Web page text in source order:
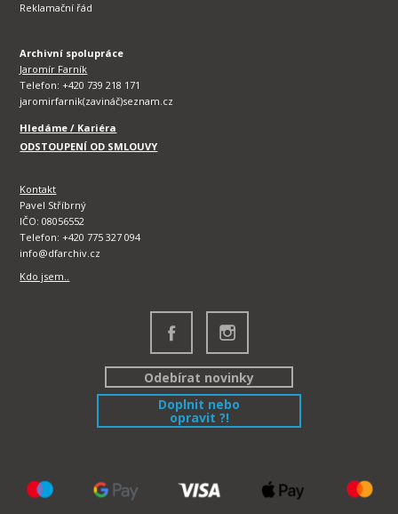
Reklamační řád
Archivní spolupráce
Jaromír Farník
Telefon: +420 739 218 171
jaromirfarnik(zavináč)seznam.cz
Hledáme / Kariéra
ODSTOUPENÍ OD SMLOUVY
Kontakt
Pavel Stříbrný
IČO: 08056552
Telefon: +420 775 327 094
info@dfarchiv.cz
Kdo jsem..
Odebírat novinky
Doplnit nebo
opravit ?!